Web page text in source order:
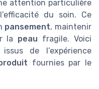
attention particulière
du soin. Ce
pansement, maintenir
la peau fragile. Voici
de l’expérience
fournies par le